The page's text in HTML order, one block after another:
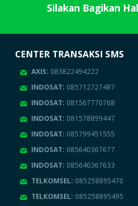
Silakan Bagikan
CENTER TRANSAKSI SMS
AXIS: 083822494222
INDOSAT: 085712727487
INDOSAT: 081567770768
INDOSAT: 081578899447
INDOSAT: 085799451555
INDOSAT: 085640367677
INDOSAT: 085640367633
TELKOMSEL: 085258895470
TELKOMSEL: 085258895495